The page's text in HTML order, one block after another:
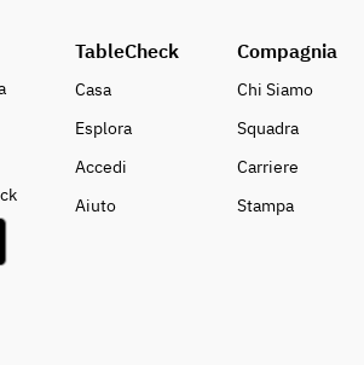
TableCheck
Casa
Esplora
Accedi
Aiuto
Compagnia
Chi Siamo
Squadra
Carriere
Stampa